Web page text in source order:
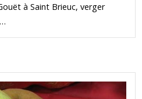
à Saint Brieuc, verger